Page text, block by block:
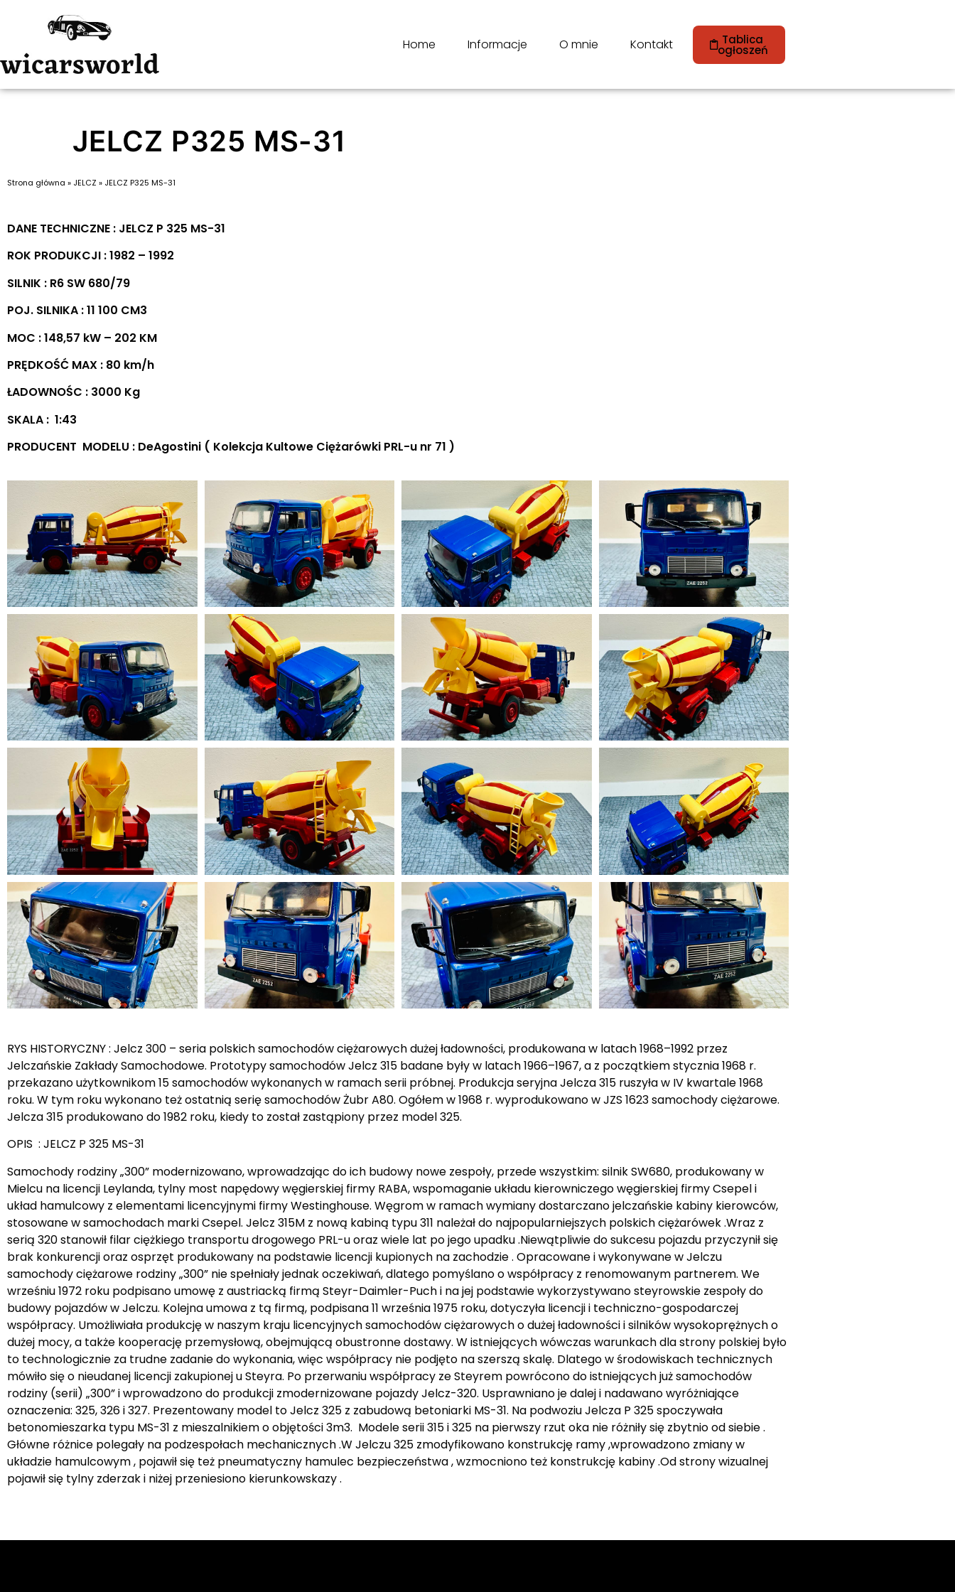
Home Informacje O mnie Kontakt Tablica
ogłoszeń
JELCZ P325 MS-31
Strona główna » JELCZ » JELCZ P325 MS-31
DANE TECHNICZNE : JELCZ P 325 MS-31
ROK PRODUKCJI : 1982 – 1992
SILNIK : R6 SW 680/79
POJ. SILNIKA : 11 100 CM3
MOC : 148,57 kW – 202 KM
PRĘDKOŚĆ MAX : 80 km/h
ŁADOWNOŚC : 3000 Kg
SKALA : 1:43
PRODUCENT MODELU : DeAgostini ( Kolekcja Kultowe Ciężarówki PRL-u nr 71 )
RYS HISTORYCZNY : Jelcz 300 – seria polskich samochodów ciężarowych dużej ładowności, produkowana w latach 1968–1992 przez
Jelczańskie Zakłady Samochodowe. Prototypy samochodów Jelcz 315 badane były w latach 1966–1967, a z początkiem stycznia 1968 r.
przekazano użytkownikom 15 samochodów wykonanych w ramach serii próbnej. Produkcja seryjna Jelcza 315 ruszyła w IV kwartale 1968
roku. W tym roku wykonano też ostatnią serię samochodów Żubr A80. Ogółem w 1968 r. wyprodukowano w JZS 1623 samochody ciężarowe.
Jelcza 315 produkowano do 1982 roku, kiedy to został zastąpiony przez model 325.
OPIS : JELCZ P 325 MS-31
Samochody rodziny „300” modernizowano, wprowadzając do ich budowy nowe zespoły, przede wszystkim: silnik SW680, produkowany w
Mielcu na licencji Leylanda, tylny most napędowy węgierskiej firmy RABA, wspomaganie układu kierowniczego węgierskiej firmy Csepel i
układ hamulcowy z elementami licencyjnymi firmy Westinghouse. Węgrom w ramach wymiany dostarczano jelczańskie kabiny kierowców,
stosowane w samochodach marki Csepel. Jelcz 315M z nową kabiną typu 311 należał do najpopularniejszych polskich ciężarówek .Wraz z
serią 320 stanowił filar ciężkiego transportu drogowego PRL-u oraz wiele lat po jego upadku .Niewątpliwie do sukcesu pojazdu przyczynił się
brak konkurencji oraz osprzęt produkowany na podstawie licencji kupionych na zachodzie . Opracowane i wykonywane w Jelczu
samochody ciężarowe rodziny „300” nie spełniały jednak oczekiwań, dlatego pomyślano o współpracy z renomowanym partnerem. We
wrześniu 1972 roku podpisano umowę z austriacką firmą Steyr-Daimler-Puch i na jej podstawie wykorzystywano steyrowskie zespoły do
budowy pojazdów w Jelczu. Kolejna umowa z tą firmą, podpisana 11 września 1975 roku, dotyczyła licencji i techniczno-gospodarczej
współpracy. Umożliwiała produkcję w naszym kraju licencyjnych samochodów ciężarowych o dużej ładowności i silników wysokoprężnych o
dużej mocy, a także kooperację przemysłową, obejmującą obustronne dostawy. W istniejących wówczas warunkach dla strony polskiej było
to technologicznie za trudne zadanie do wykonania, więc współpracy nie podjęto na szerszą skalę. Dlatego w środowiskach technicznych
mówiło się o nieudanej licencji zakupionej u Steyra. Po przerwaniu współpracy ze Steyrem powrócono do istniejących już samochodów
rodziny (serii) „300” i wprowadzono do produkcji zmodernizowane pojazdy Jelcz-320. Usprawniano je dalej i nadawano wyróżniające
oznaczenia: 325, 326 i 327. Prezentowany model to Jelcz 325 z zabudową betoniarki MS-31. Na podwoziu Jelcza P 325 spoczywała
betonomieszarka typu MS-31 z mieszalnikiem o objętości 3m3. Modele serii 315 i 325 na pierwszy rzut oka nie różniły się zbytnio od siebie .
Główne różnice polegały na podzespołach mechanicznych .W Jelczu 325 zmodyfikowano konstrukcję ramy ,wprowadzono zmiany w
układzie hamulcowym , pojawił się też pneumatyczny hamulec bezpieczeństwa , wzmocniono też konstrukcję kabiny .Od strony wizualnej
pojawił się tylny zderzak i niżej przeniesiono kierunkowskazy .